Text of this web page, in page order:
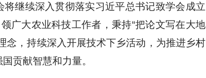
继续深入贯彻落实习近平总书记致学会成立
广大农业科技工作者，秉持“把论文写在大地
念，持续深入开展技术下乡活动，为推进乡村
贡献智慧和力量。